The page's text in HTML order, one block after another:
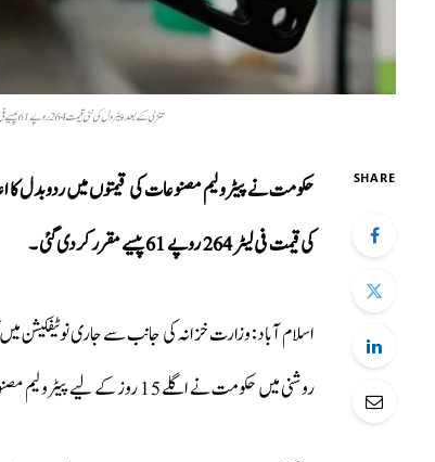
تنزلی کے بعد پیٹرول کی نئی قیمت 264 روپے61 پیسے فی لیٹر مقرر کی گئی ہے جبکہ ہائی اسپیڈ ڈیزل 285 روپے 83 پیسے فی لیٹر میں دستیاب ہوگا، اعلامیہ
SHARE
کی قیمت فی لیٹر 264 روپے 61 پیسے مقرر کردی گئی ۔
اسلام آباد: وزارت خزانہ کی جانب سے جاری نوٹیفکیشن
روشنی میں حکومت نے اگلے 15 روز کے لیے پیٹرولیم مصنوعات کی قیمتوں میں ردو بدل کردیا ہے ۔